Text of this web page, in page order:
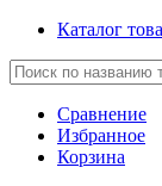
Каталог
Сравнение
Избранное
Корзина